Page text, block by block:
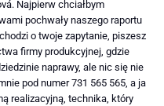
Najpierw chciałbym
pochwały naszego raportu
o twoje zapytanie, piszesz
firmy produkcyjnej, gdzie
naprawy, ale nic się nie
pod numer 731 565 565, a ja
realizacyjną, technika, który